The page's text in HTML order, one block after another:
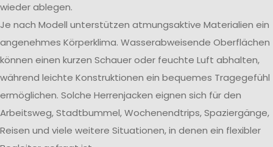
wieder ablegen.
Je nach Modell unterstützen atmungsaktive Materialien ein
angenehmes Körperklima. Wasserabweisende Oberflächen
können einen kurzen Schauer oder feuchte Luft abhalten,
während leichte Konstruktionen ein bequemes Tragegefühl
ermöglichen. Solche Herrenjacken eignen sich für den
Arbeitsweg, Stadtbummel, Wochenendtrips, Spaziergänge,
Reisen und viele weitere Situationen, in denen ein flexibler